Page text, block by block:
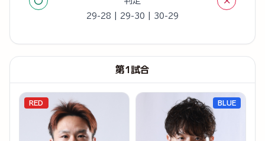
29-28 | 29-30 | 30-29
第1試合
RED BLUE